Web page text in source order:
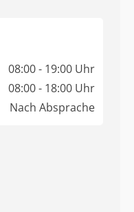
08:00 - 19:00 Uhr
08:00 - 18:00 Uhr
Nach Absprache